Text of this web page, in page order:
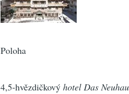
Poloha
4,5-hvězdičkovýhotel Das